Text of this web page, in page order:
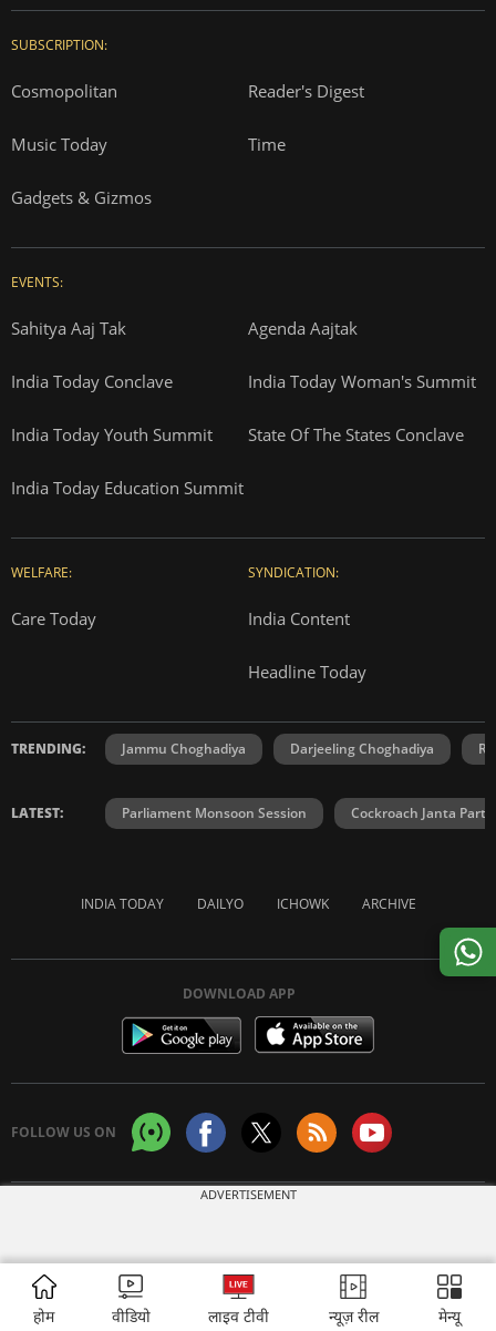
SUBSCRIPTION:
Cosmopolitan Reader's Digest
Music Today Time
Gadgets & Gizmos
EVENTS:
Sahitya Aaj Tak Agenda Aajtak
India Today Conclave India Today Woman's Summit
India Today Youth Summit State Of The States Conclave
India Today Education Summit
WELFARE:
Care Today
SYNDICATION:
India Content
Headline Today
TRENDING: Jammu Choghadiya Darjeeling Choghadiya
LATEST: Parliament Monsoon Session Cockroach Janta
INDIA TODAY DAILYO ICHOWK ARCHIVE
DOWNLOAD APP
FOLLOW US ON
ADVERTISEMENT
होम वीडियो लाइव टीवी न्यूज़ रील मेन्यू